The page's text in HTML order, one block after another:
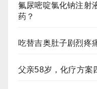
氟尿嘧啶氯化钠注射
药？
吃替吉奥肚子剧烈疼
父亲58岁，化疗方案